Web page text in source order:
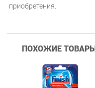
приобретения.
ПОХОЖИЕ ТОВАРЫ